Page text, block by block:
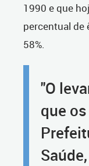
1990 e que
percentual de
58%.
"O
que